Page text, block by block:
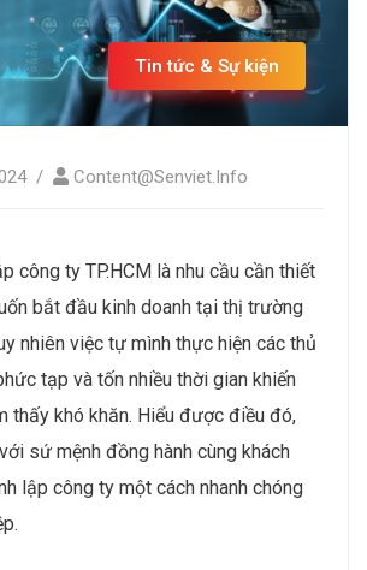
Tin tức & Sự kiện
Content@senviet.info
công ty TP.HCM là nhu cầu cần thiết
bắt đầu kinh doanh tại thị trường
nhiên việc tự mình thực hiện các thủ
tạp và tốn nhiều thời gian khiến
thấy khó khăn. Hiểu được điều đó,
sứ mệnh đồng hành cùng khách
lập công ty một cách nhanh chóng